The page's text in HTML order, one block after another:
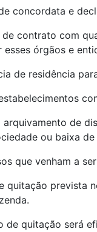
concordata e
contrato com
órgãos e
de residência
de
ou baixa
que venham a
quitação prevista
de quitação será